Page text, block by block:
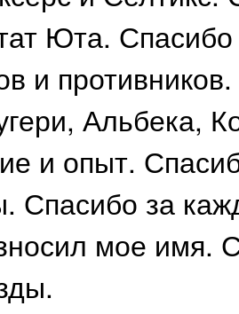
Юта.
и
Альбека,
и опыт.
Спасибо за
мое имя.